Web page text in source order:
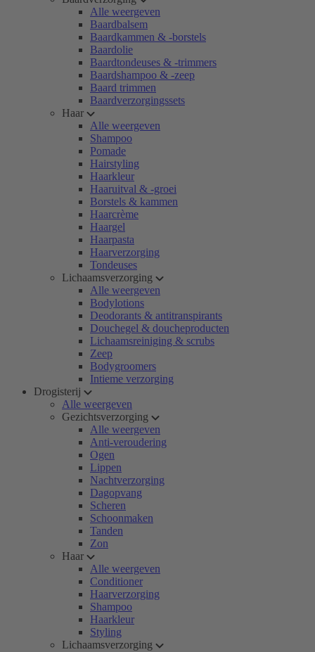
Alle weergeven
Baardbalsem
Baardkammen & -borstels
Baardolie
Baardtondeuses & -trimmers
Baardshampoo & -zeep
Baard trimmen
Baardverzorgingssets
Haar
Alle weergeven
Shampoo
Pomade
Hairstyling
Haarkleur
Haaruitval & -groei
Borstels & kammen
Haarcrème
Haargel
Haarpasta
Haarverzorging
Tondeuses
Lichaamsverzorging
Alle weergeven
Bodylotions
Deodorants & antitranspirants
Douchegel & doucheproducten
Lichaamsreiniging & scrubs
Zeep
Bodygroomers
Intieme verzorging
Drogisterij
Alle weergeven
Gezichtsverzorging
Alle weergeven
Anti-veroudering
Ogen
Lippen
Nachtverzorging
Dagopvang
Scheren
Schoonmaken
Tanden
Zon
Haar
Alle weergeven
Conditioner
Haarverzorging
Shampoo
Haarkleur
Styling
Lichaamsverzorging